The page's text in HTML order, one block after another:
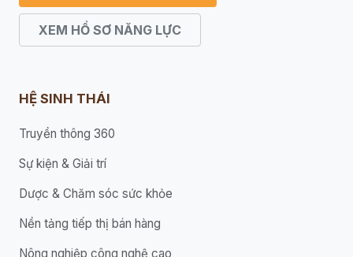
XEM HỒ SƠ NĂNG LỰC
HỆ SINH THÁI
Truyền thông 360
Sự kiện & Giải trí
Dược & Chăm sóc sức khỏe
Nền tảng tiếp thị bán hàng
Nông nghiệp công nghệ cao